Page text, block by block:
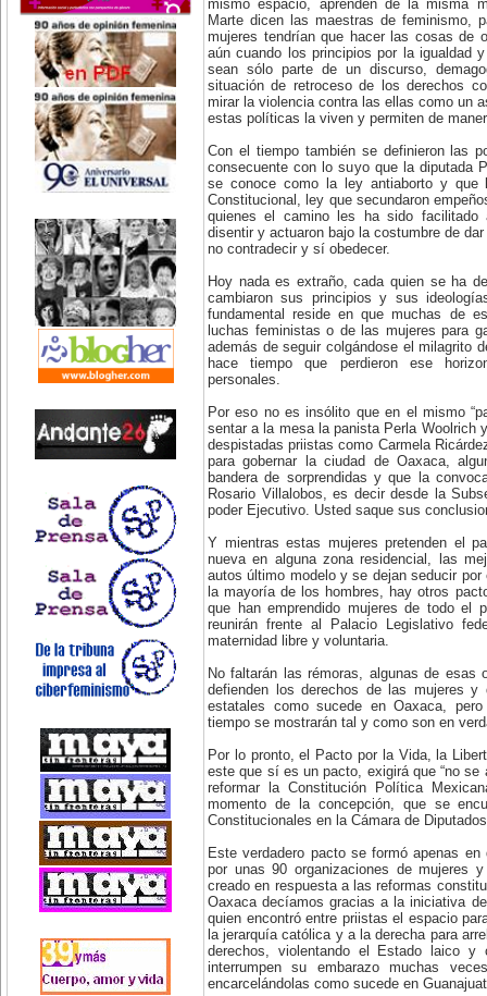
mismo espacio, aprenden de la misma
Marte dicen las maestras de feminismo,
mujeres tendrían que hacer las cosas de
aún cuando los principios por la igualdad
sean sólo parte de un discurso,
situación de retroceso de los derechos
mirar la violencia contra las ellas como un
estas políticas la viven y permiten de
Con el tiempo también se definieron las
consecuente con lo suyo que la diputada
se conoce como la ley antiaborto y
Constitucional, ley que secundaron
quienes el camino les ha sido facilitado
disentir y actuaron bajo la costumbre de
no contradecir y sí obedecer.
Hoy nada es extraño, cada quien se ha
cambiaron sus principios y sus
fundamental reside en que muchas de
luchas feministas o de las mujeres para
además de seguir colgándose el milagrito
hace tiempo que perdieron ese
personales.
Por eso no es insólito que en el mismo
sentar a la mesa la panista Perla Woolrich
despistadas priistas como Carmela
para gobernar la ciudad de Oaxaca,
bandera de sorprendidas y que la
Rosario Villalobos, es decir desde la
poder Ejecutivo. Usted saque sus
Y mientras estas mujeres pretenden el
nueva en alguna zona residencial, las
autos último modelo y se dejan seducir
la mayoría de los hombres, hay otros
que han emprendido mujeres de todo
reunirán frente al Palacio Legislativo
maternidad libre y voluntaria.
No faltarán las rémoras, algunas de esas
defienden los derechos de las mujeres y
estatales como sucede en Oaxaca,
tiempo se mostrarán tal y como son en
Por lo pronto, el Pacto por la Vida, la
este que sí es un pacto, exigirá que “no
reformar la Constitución Política
momento de la concepción, que se
Constitucionales en la Cámara de
Este verdadero pacto se formó apenas
por unas 90 organizaciones de mujeres
creado en respuesta a las reformas
Oaxaca decíamos gracias a la iniciativa
quien encontró entre priistas el espacio
la jerarquía católica y a la derecha para
derechos, violentando el Estado laico y
interrumpen su embarazo muchas
encarcelándolas como sucede en